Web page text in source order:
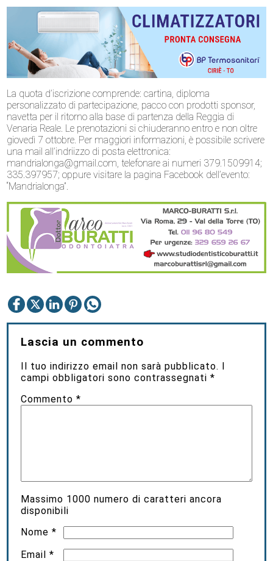
La quota d’iscrizione comprende: cartina, diploma
personalizzato di partecipazione, pacco con prodotti sponsor,
navetta per il ritorno alla base di partenza della Reggia di
Venaria Reale. Le prenotazioni si chiuderanno entro e non oltre
giovedì 7 ottobre. Per maggiori informazioni, è possibile scrivere
una mail all’indriizzo di posta elettronica:
mandrialonga@gmail.com, telefonare ai numeri 379.1509914;
335.397957; oppure visitare la pagina Facebook dell’evento:
“Mandrialonga”.
Lascia un commento
Il tuo indirizzo email non sarà pubblicato. I
campi obbligatori sono contrassegnati*
Commento*
Massimo 1000 numero di caratteri ancora
disponibili
Nome*
Email*